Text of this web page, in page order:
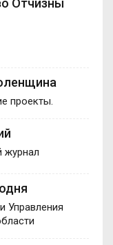
Отчизны
проекты.
журнал
Управления